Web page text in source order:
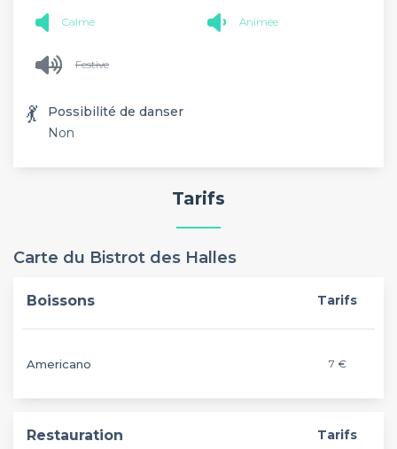
Calme Animée
Festive
💃
Possibilité de danser
Non
Tarifs
Carte du Bistrot des Halles
Boissons Tarifs
Americano 7 €
Restauration Tarifs